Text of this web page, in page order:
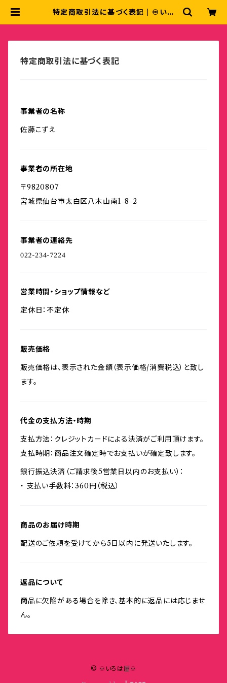
特定商取引法に基づく表記 | ♾いろ
特定商取引法に基づく表記
事業者の名称
佐藤こずえ
事業者の所在地
〒9820807
宮城県仙台市太白区八木山南1-8-2
事業者の連絡先
営業時間・ショップ情報など
定休日：不定休
販売価格
販売価格は、表示された金額（表示価格/消費税込）と致し
ます。
代金の支払方法・時期
支払方法：クレジットカードによる決済がご利用頂けます。
支払時期：商品注文確定時でお支払いが確定致します。
銀行振込決済（ご請求後5営業日以内のお支払い）：
・ 支払い手数料：360円（税込）
商品のお届け時期
配送のご依頼を受けてから5日以内に発送いたします。
返品について
商品に欠陥がある場合を除き、基本的に返品には応じませ
ん。
© ♾いろは屋♾